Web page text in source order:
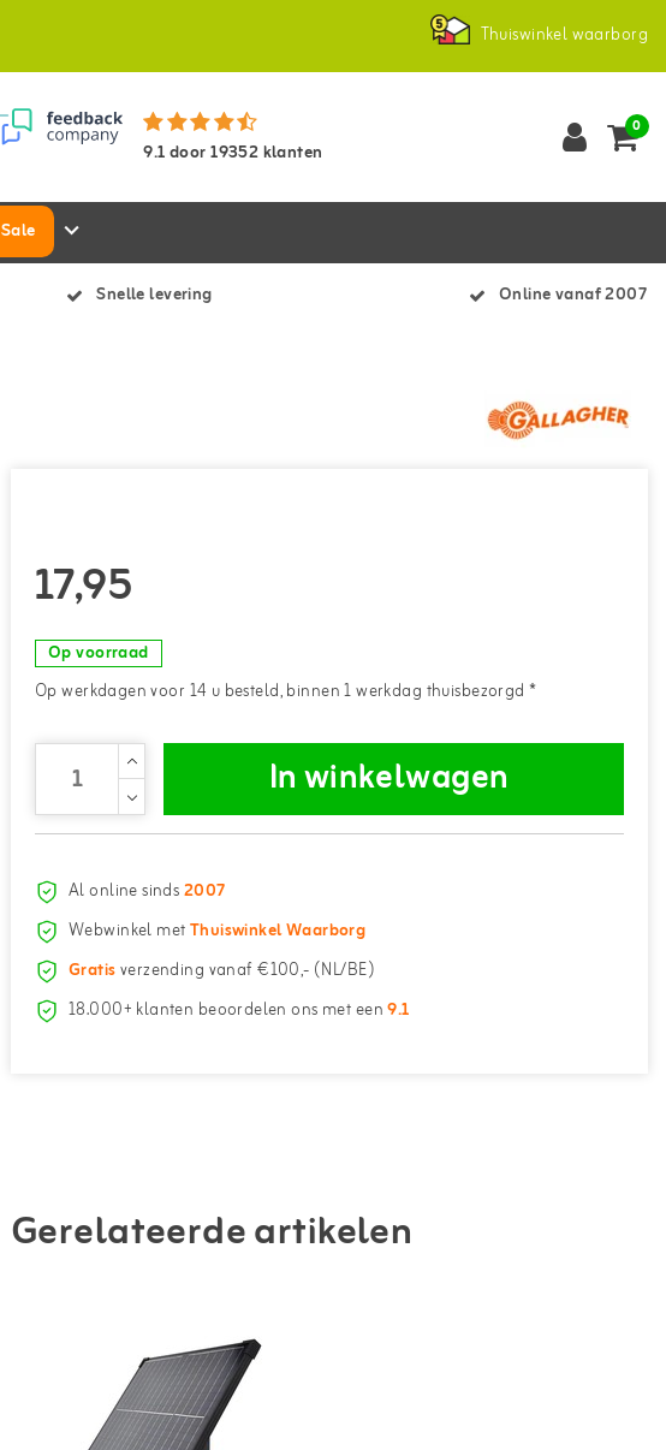
Thuiswinkel waarborg
9.1door19352klanten
0
Sale
Snelle levering Online vanaf 2007
17,95
Op voorraad
Op werkdagen voor 14 u besteld, binnen 1 werkdag thuisbezorgd *
In winkelwagen
Al online sinds2007
Webwinkel metThuiswinkel Waarborg
Gratisverzending vanaf €100,- (NL/BE)
18.000+ klanten beoordelen ons met een9.1
Gerelateerde artikelen